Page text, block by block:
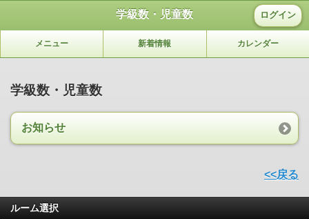
学級数・児童数 ログイン
メニュー 新着情報 カレンダー
学級数・児童数
お知らせ
<<戻る
ルーム選択